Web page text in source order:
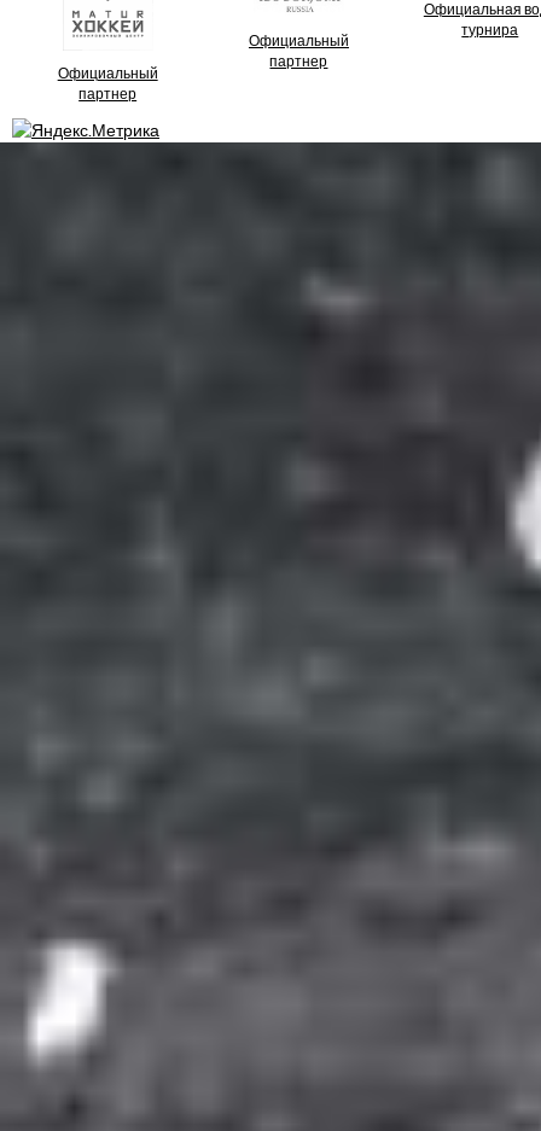
Официальный
партнер
Официальный
партнер
Официальная
турнира